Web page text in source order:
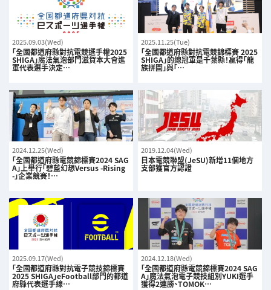
2025.09.03(Wed)
「全國都道府縣對抗電競選手權2025
SHIGA」魔法氣泡部門滋賀本大會進
軍代表選手決定…
2025.11.25(Tue)
「全國都道府縣對抗電競錦標賽 2025
SHIGA」的總冠軍是千葉縣！贏得「龍
族拼圖」與「…
2024.12.25(Wed)
「全國都道府縣電競錦標賽2024 SAG
A」上舉行「碧藍幻想Versus -Rising
-」企業競賽！…
2019.12.04(Wed)
日本電競聯盟(JeSU)新增11個地方
支部獲官方認證
2025.09.17(Wed)
「全國都道府縣對抗電子競技錦標賽
2025 SHIGA」eFootball部門的都道
府縣代表選手線…
2024.12.18(Wed)
「全國都道府縣電競錦標賽2024 SAG
A」魔法氣泡電子競技組別YUKI選手
獲得2連勝、TOMOK…